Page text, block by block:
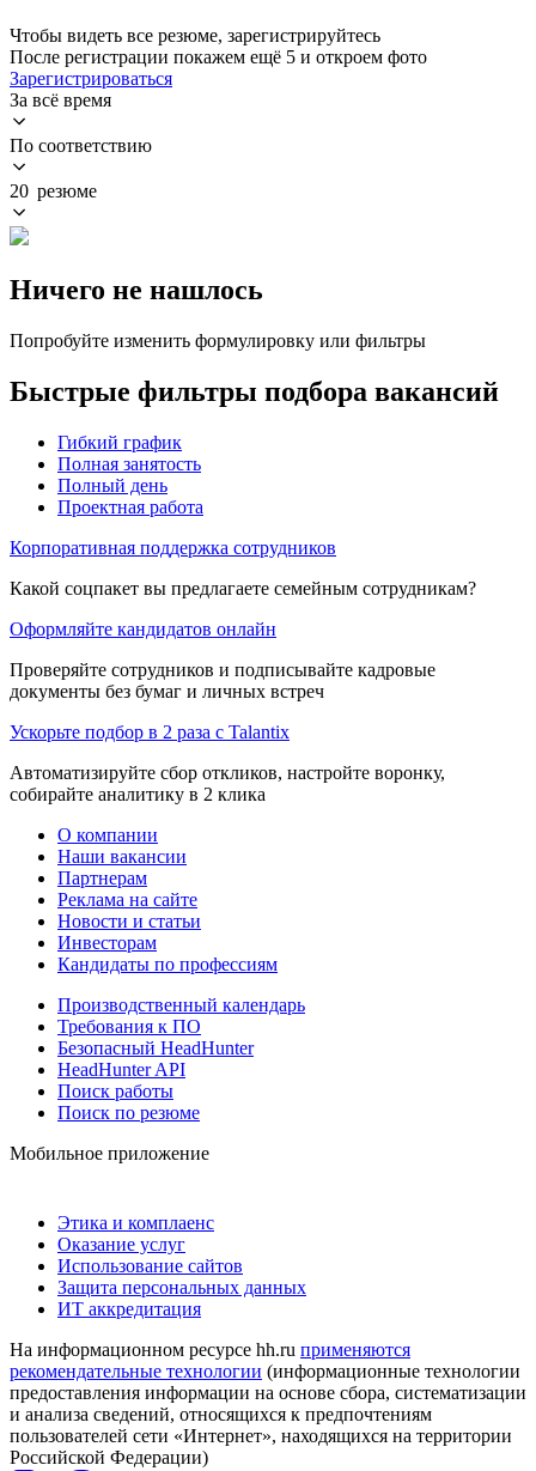
Чтобы видеть все резюме, зарегистрируйтесь
После регистрации покажем ещё 5 и откроем фото
Зарегистрироваться
За всё время
По соответствию
20 резюме
Ничего не нашлось
Попробуйте изменить формулировку или фильтры
Быстрые фильтры подбора вакансий
Гибкий график
Полная занятость
Полный день
Проектная работа
Корпоративная поддержка сотрудников
Какой соцпакет вы предлагаете семейным сотрудникам?
Оформляйте кандидатов онлайн
Проверяйте сотрудников и подписывайте кадровые
документы без бумаг и личных встреч
Ускорьте подбор в 2 раза с Talantix
Автоматизируйте сбор откликов, настройте воронку,
собирайте аналитику в 2 клика
О компании
Наши вакансии
Партнерам
Реклама на сайте
Новости и статьи
Инвесторам
Кандидаты по профессиям
Производственный календарь
Требования к ПО
Безопасный HeadHunter
HeadHunter API
Поиск работы
Поиск по резюме
Мобильное приложение
Этика и комплаенс
Оказание услуг
Использование сайтов
Защита персональных данных
ИТ аккредитация
На информационном ресурсе hh.ru применяются
рекомендательные технологии (информационные технологии
предоставления информации на основе сбора, систематизации
и анализа сведений, относящихся к предпочтениям
пользователей сети «Интернет», находящихся на территории
Российской Федерации)